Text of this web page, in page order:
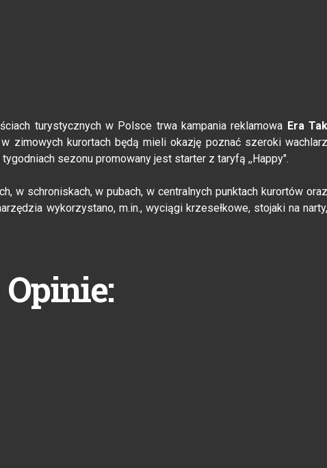
turystycznych w Polsce trwa kampania reklamowa Era
zimowych kurortach będą mieli okazję poznać szeroki wachlarz
sezonu promowany jest starter z taryfą ,,Happy".
w schroniskach, w pubach, w centralnych punktach kurortów oraz
wykorzystano, m.in., wyciągi krzesełkowe, stojaki na narty,
Opinie: